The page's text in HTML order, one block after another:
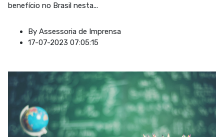
benefício no Brasil nesta...
By Assessoria de Imprensa
17-07-2023 07:05:15